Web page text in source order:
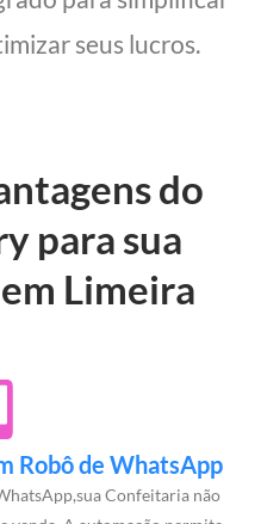
seus lucros.
do
para sua
Limeira
Robô de WhatsApp
Confeitaria não